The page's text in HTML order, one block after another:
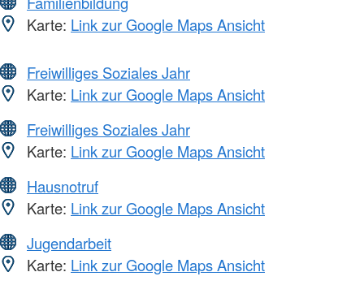
Karte: Link zur Google Maps Ansicht
Freiwilliges Soziales Jahr
Karte: Link zur Google Maps Ansicht
Freiwilliges Soziales Jahr
Karte: Link zur Google Maps Ansicht
Hausnotruf
Karte: Link zur Google Maps Ansicht
Jugendarbeit
Karte: Link zur Google Maps Ansicht